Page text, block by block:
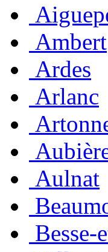
Ambert
Ardes
Arlanc
Aulnat
Besse-